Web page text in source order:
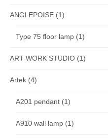
ANGLEPOISE (1)
Type 75 floor lamp (1)
ART WORK STUDIO (1)
Artek (4)
A201 pendant (1)
A910 wall lamp (1)